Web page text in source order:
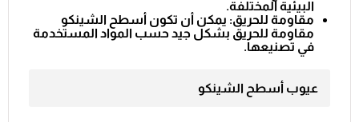
البيئية المختلفة.
مقاومة للحريق: يمكن أن تكون أسطح الشينكو
مقاومة للحريق بشكل جيد حسب المواد المستخدمة
في تصنيعها.
عيوب أسطح الشينكو